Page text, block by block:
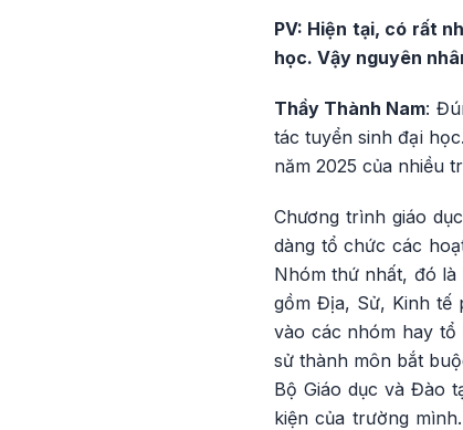
PV: Hiện tại, có rất
học. Vậy nguyên
Thầy Thành Nam:
tác tuyển sinh đại
năm 2025 của nhiều
Chương trình giáo
dàng tổ chức các
Nhóm thứ nhất, đó là
gồm Địa, Sử, Kinh tế
vào các nhóm hay
sử thành môn bắt
Bộ Giáo dục và Đào
kiện của trường